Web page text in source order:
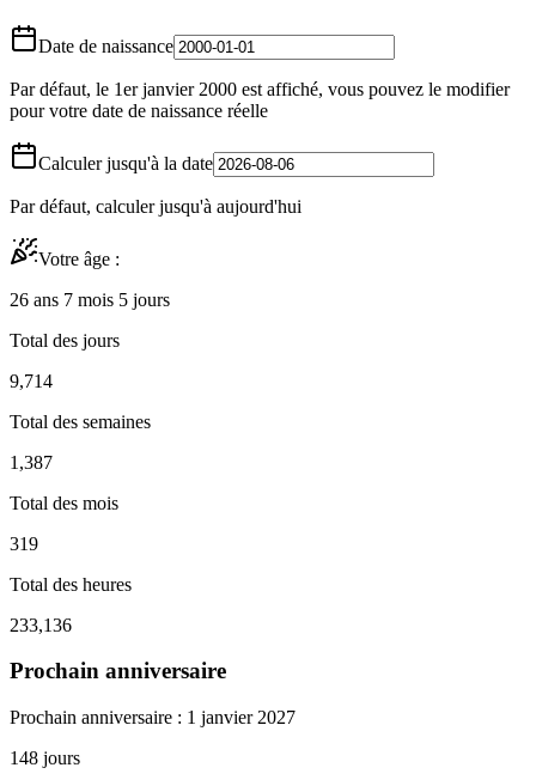
Date de naissance
Par défaut, le 1er janvier 2000 est affiché, vous pouvez le modifier
pour votre date de naissance réelle
Calculer jusqu'à la date
Par défaut, calculer jusqu'à aujourd'hui
Votre âge :
26 ans 7 mois 5 jours
Total des jours
9,714
Total des semaines
1,387
Total des mois
319
Total des heures
233,136
Prochain anniversaire
Prochain anniversaire : 1 janvier 2027
148 jours